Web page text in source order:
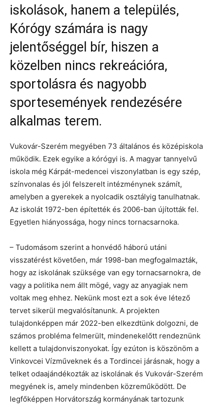
iskolások, hanem a település,
Kórógy számára is nagy
jelentőséggel bír, hiszen a
közelben nincs rekreációra,
sportolásra és nagyobb
sportesemények rendezésére
alkalmas terem.
Vukovár-Szerém megyében 73 általános és középiskola
működik. Ezek egyike a kórógyi is. A magyar tannyelvű
iskola még Kárpát-medencei viszonylatban is egy szép,
színvonalas és jól felszerelt intézménynek számít,
amelyben a gyerekek a nyolcadik osztályig tanulhatnak.
Az iskolát 1972-ben építették és 2006-ban újították fel.
Egyetlen hiányossága, hogy nincs tornacsarnoka.
– Tudomásom szerint a honvédő háború utáni
visszatérést követően, már 1998-ban megfogalmazták,
hogy az iskolának szüksége van egy tornacsarnokra, de
vagy a politika nem állt mögé, vagy az anyagiak nem
voltak meg ehhez. Nekünk most ezt a sok éve létező
tervet sikerül megvalósítanunk. A projekten
tulajdonképpen már 2022-ben elkezdtünk dolgozni, de
számos probléma felmerült, mindenekelőtt rendeznünk
kellett a tulajdonviszonyokat. Így ezúton is köszönöm a
Vinkovcei Vízműveknek és a Tordincei járásnak, hogy a
telket odaajándékozták az iskolának és Vukovár-Szerém
megyének is, amely mindenben közreműködött. De
legfőképpen Horvátország kormányának tartozunk